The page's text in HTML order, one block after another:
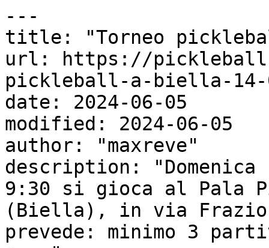
---
title: "Torneo
url: https://pickleball-
pickleball-a-biella-14-
date: 2024-06-05
modified: 2024-06-05
author: "maxreve"
description:
9:30 si gioca al Pala
(Biella), in via
prevede: minimo 3